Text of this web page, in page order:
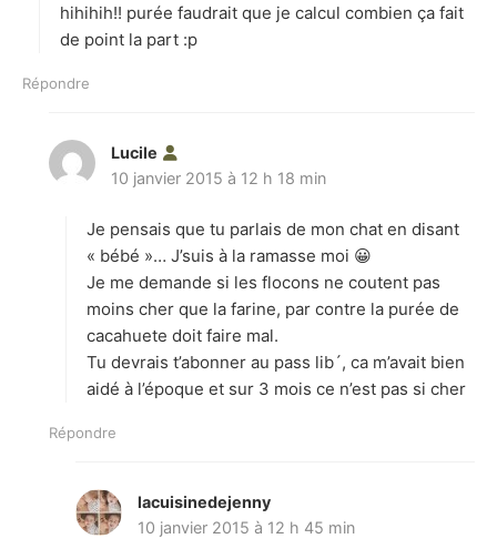
:
hihihih!! purée faudrait que je calcul combien ça fait
de point la part :p
Répondre
Lucile
:
10 janvier 2015 à 12 h 18 min
Je pensais que tu parlais de mon chat en disant
« bébé »… J’suis à la ramasse moi 😀
Je me demande si les flocons ne coutent pas
moins cher que la farine, par contre la purée de
cacahuete doit faire mal.
Tu devrais t’abonner au pass lib´, ca m’avait bien
aidé à l’époque et sur 3 mois ce n’est pas si cher
Répondre
lacuisinedejenny
i
10 janvier 2015 à 12 h 45 min